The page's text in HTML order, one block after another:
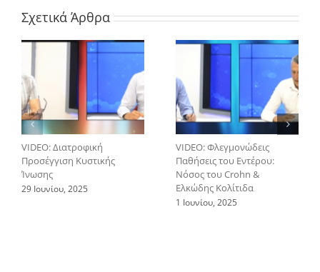
Σχετικά Άρθρα
VIDEO: Διατροφική
Προσέγγιση Κυστικής
Ίνωσης
29 Ιουνίου, 2025
VIDEO: Φλεγμονώδεις
Παθήσεις του Εντέρου:
Νόσος του Crohn &
Ελκώδης Κολίτιδα
1 Ιουνίου, 2025